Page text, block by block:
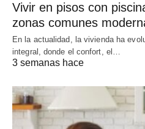
Vivir en pisos con
zonas comunes
En la actualidad, la vivienda ha
integral, donde el confort, el…
3 semanas hace